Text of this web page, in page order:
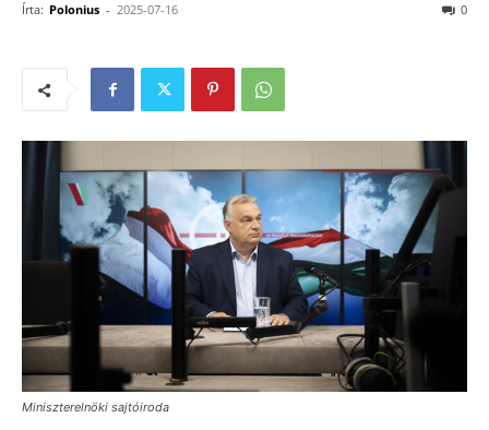
Írta: Polonius - 2025-07-16 0
Miniszterelnöki sajtóiroda